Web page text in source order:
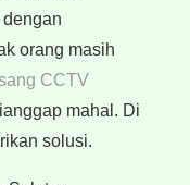
orang masih
CCTV
mahal. Di
solusi.